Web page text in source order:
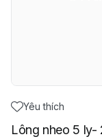
Yêu thích
Lông nheo 5 ly-